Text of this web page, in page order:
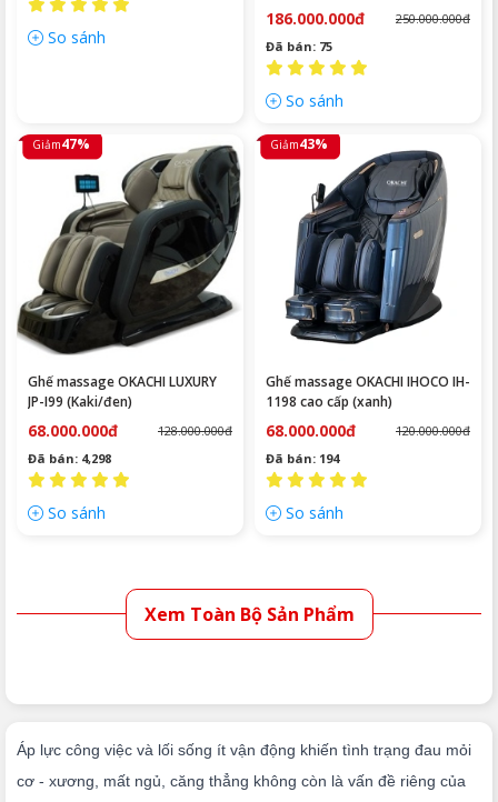
So sánh
186.000.000đ
250.000.000đ
Đã bán: 75
So sánh
Giảm47%
Ghế massage OKACHI LUXURY
JP-I99 (Kaki/đen)
68.000.000đ
128.000.000đ
Đã bán: 4,298
So sánh
Giảm43%
Ghế massage OKACHI IHOCO IH-
1198 cao cấp (xanh)
68.000.000đ
120.000.000đ
Đã bán: 194
So sánh
Xem Toàn Bộ Sản Phẩm
Áp lực công việc và lối sống ít vận động khiến tình trạng đau mỏi
cơ - xương, mất ngủ, căng thẳng không còn là vấn đề riêng của